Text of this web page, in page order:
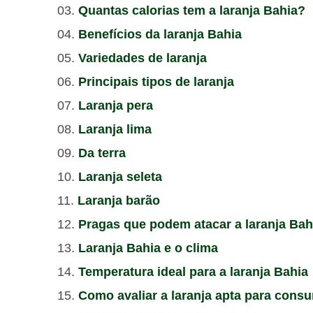
Quantas calorias tem a laranja Bahia?
Benefícios da laranja Bahia
Variedades de laranja
Principais tipos de laranja
Laranja pera
Laranja lima
Da terra
Laranja seleta
Laranja barão
Pragas que podem atacar a laranja
Laranja Bahia e o clima
Temperatura ideal para a laranja Bahia
Como avaliar a laranja apta para